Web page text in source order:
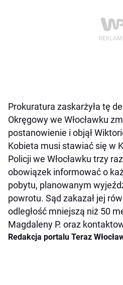
Prokuratura zaskarżyła tę
Okręgowy we Włocławku
postanowienie i objął
Kobieta musi stawiać się w
Policji we Włocławku trzy
obowiązek informować o
pobytu, planowanym
powrotu. Sąd zakazał jej
odległość mniejszą niż 50
Magdaleny P. oraz
Redakcja portalu Teraz